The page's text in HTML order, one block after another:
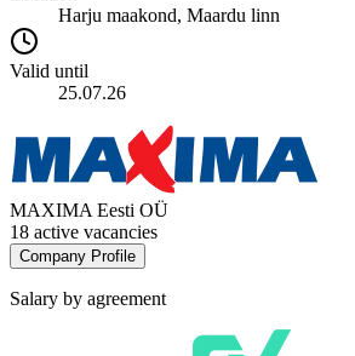
Harju maakond, Maardu linn
Valid until
25.07.26
MAXIMA Eesti OÜ
18 active vacancies
Company Profile
Salary by agreement